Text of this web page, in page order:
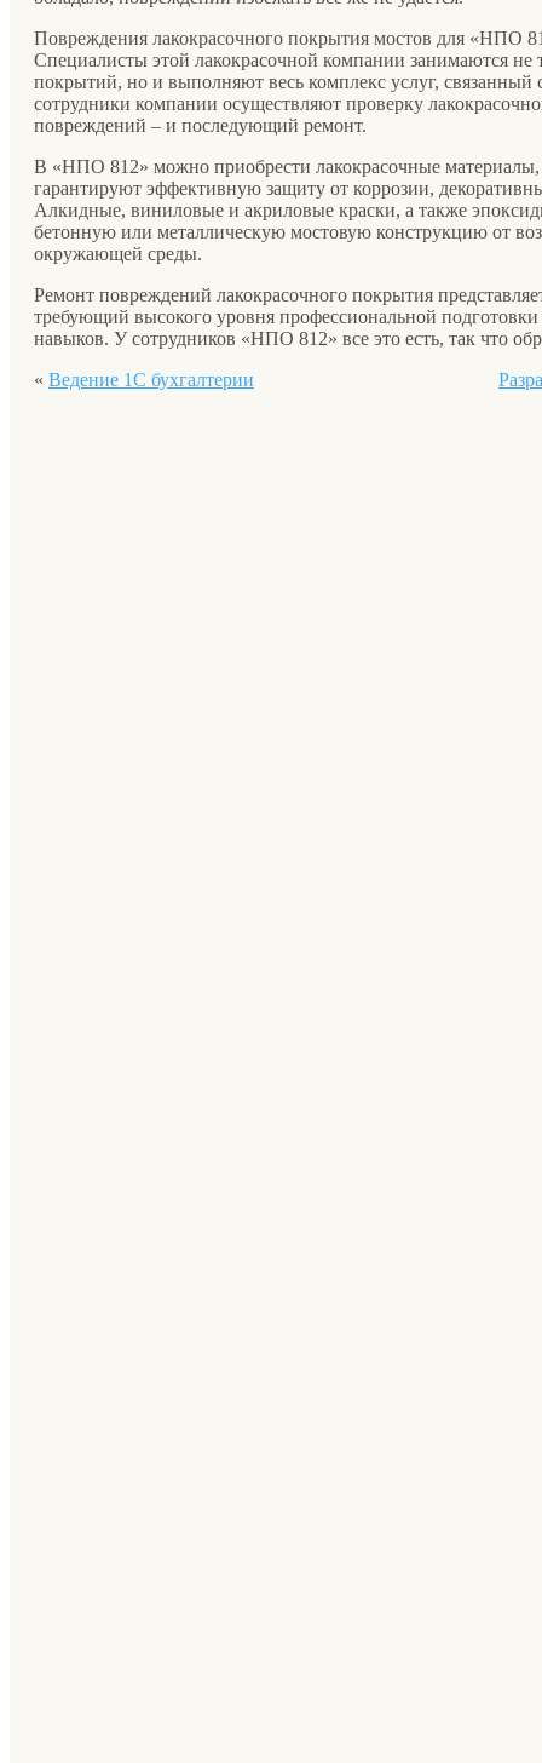
Повреждения лакокрасочного покрытия мостов для «НПО
Специалисты этой лакокрасочной компании занимаются не
покрытий, но и выполняют весь комплекс услуг,
сотрудники компании осуществляют проверку
повреждений – и последующий ремонт.
В «НПО 812» можно приобрести лакокрасочные
гарантируют эффективную защиту от коррозии,
Алкидные, виниловые и акриловые краски, а также
бетонную или металлическую мостовую конструкцию от
окружающей среды.
Ремонт повреждений лакокрасочного покрытия
требующий высокого уровня профессиональной
навыков. У сотрудников «НПО 812» все это есть, так что
« Ведение 1C бухгалтерии